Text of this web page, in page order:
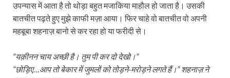
उपन्यास में आता है तो थोड़ा बहुत मजाकिया माहौल हो जाता है। उसकी
बातचीत पढ़ते हुए मुझे काफी मज़ा आया। फिर चाहे वो बातचीत वो अपनी
महबूबा शहनाज़ बानो से कर रहा हो या फरीदी से।
“यक़ीनन चाय अच्छी है। तुम पी कर दो देखो।”
“छोड़िए…आप तो बेकार में जुमलों को तोड़ने-मरोड़ने लगते हैं।” शहनाज़ ने